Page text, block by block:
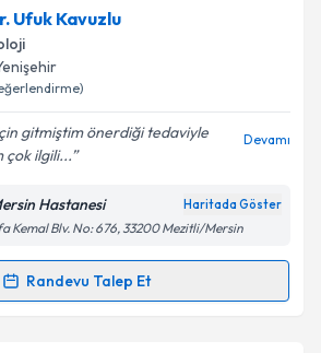
Erdeniçin randevu takvimi talebi
bu uzmandan randevu almanız için bir
e-posta ile bilgilendireceğiz.
işlenmesine ilişkin
Aydınlatma
ve kişisel verilerimin belirtilen
işlenmesini kabul ediyorum.
Ufuk Kavuzlu
gitmiştim önerdiği tedaviyle
çok ilgili...
Devamı
Hastanesi Haritada Göster
Kemal Blv. No: 676, 33200 Mezitli/Mersin
Randevu Talep Et
Talebi